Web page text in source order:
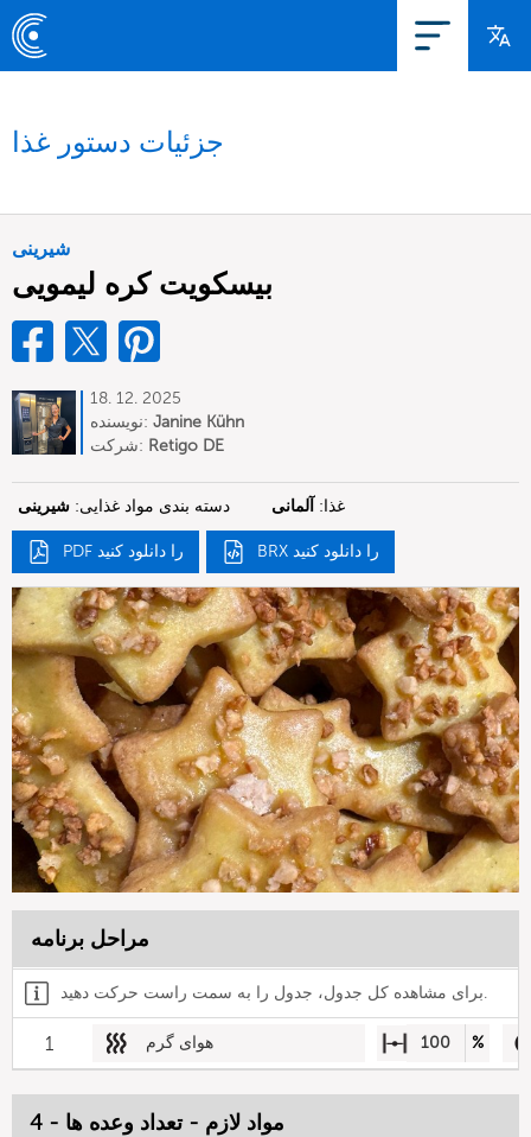
جزئیات دستور غذا
شیرینی
بیسکویت کره لیمویی
18. 12. 2025
نویسنده: Janine Kühn
شرکت: Retigo DE
دسته بندی مواد غذایی: شیرینی غذا: آلمانی
PDF را دانلود کنید BRX را دانلود کنید
مراحل برنامه
برای مشاهده کل جدول، جدول را به سمت راست حرکت دهید.
1 هوای گرم 100 %
مواد لازم - تعداد وعده ها - 4